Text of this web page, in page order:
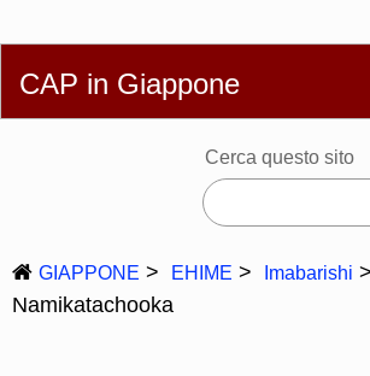
Deutsch
Français Bahasa Melayu
CAP in Giappone
Cerca questo sito
GIAPPONE EHIME Imabarishi
Namikatachooka